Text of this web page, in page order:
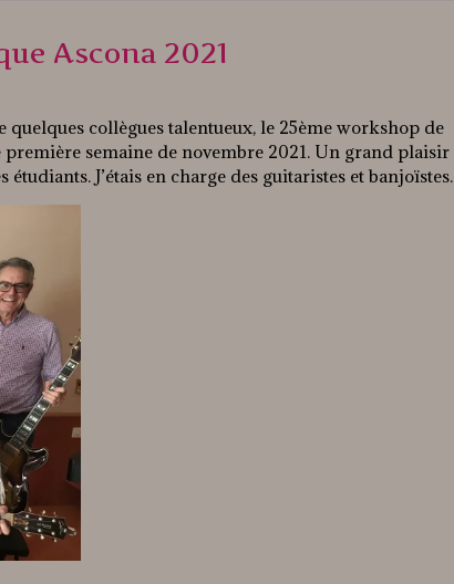
Ascona 2021
quelques collègues talentueux, le 25ème workshop de
première semaine de novembre 2021. Un grand plaisir
J’étais en charge des guitaristes et banjoïstes.